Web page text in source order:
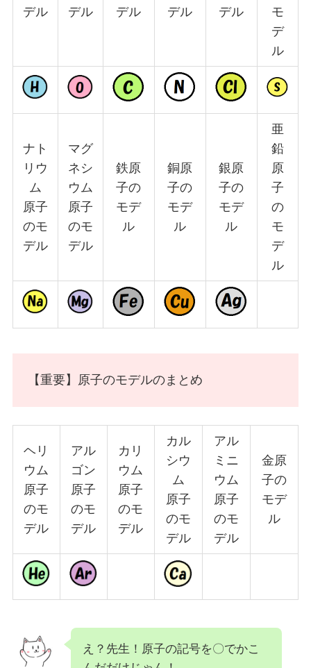
デル
デル
デル
デル
デル
モ
デ
ル
ナト
リウ
ム
原子
のモ
デル
マグ
ネシ
ウム
原子
のモ
デル
鉄原
子の
モデ
ル
銅原
子の
モデ
ル
銀原
子の
モデ
ル
亜
鉛
原
子
の
モ
デ
ル
【重要】原子のモデルのまとめ
ヘリ
ウム
原子
のモ
デル
アル
ゴン
原子
のモ
デル
カリ
ウム
原子
のモ
デル
カル
シウ
ム
原子
のモ
デル
アル
ミニ
ウム
原子
のモ
デル
金原
子の
モデ
ル
え？先生！原子の記号を〇でかこ